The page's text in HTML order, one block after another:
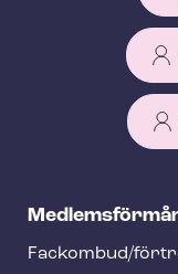
e
Fackombud/